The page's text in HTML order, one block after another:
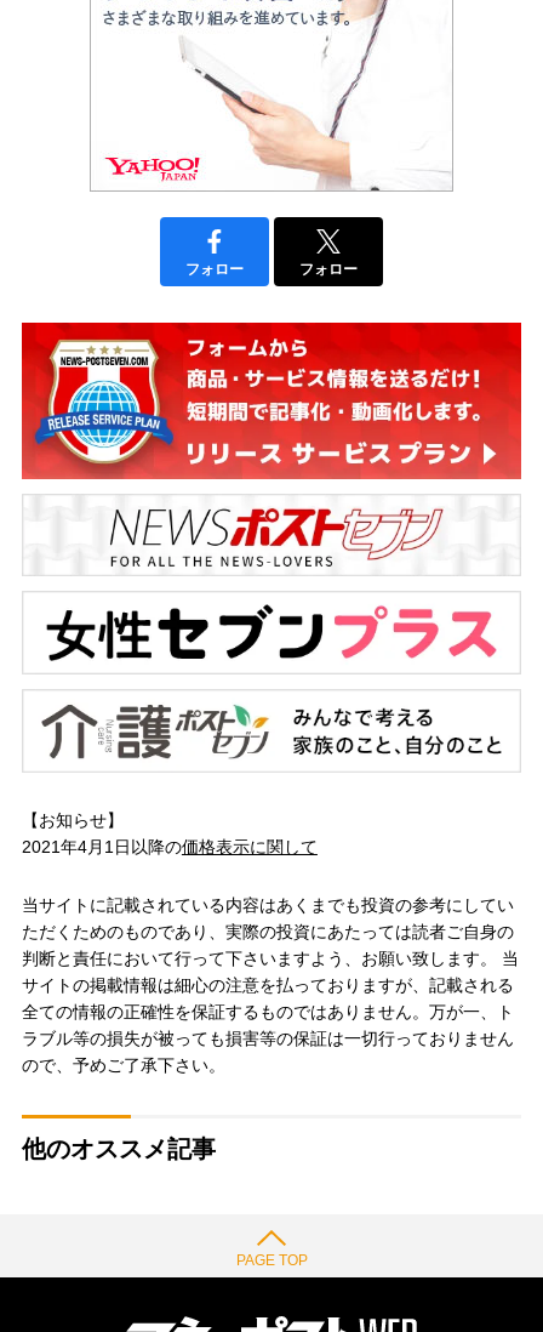
フォロー フォロー
【お知らせ】
2021年4月1日以降の価格表示に関して
当サイトに記載されている内容はあくまでも投資の参考にしてい
ただくためのものであり、実際の投資にあたっては読者ご自身の
判断と責任において行って下さいますよう、お願い致します。 当
サイトの掲載情報は細心の注意を払っておりますが、記載される
全ての情報の正確性を保証するものではありません。万が一、ト
ラブル等の損失が被っても損害等の保証は一切行っておりません
ので、予めご了承下さい。
他のオススメ記事
PAGE TOP